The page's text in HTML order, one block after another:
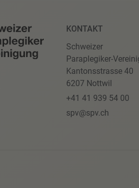
KONTAKT
Schweizer
Paraplegiker-
Kantonsstrasse 40
6207 Nottwil
+41 41 939 54 00
spv@spv.ch